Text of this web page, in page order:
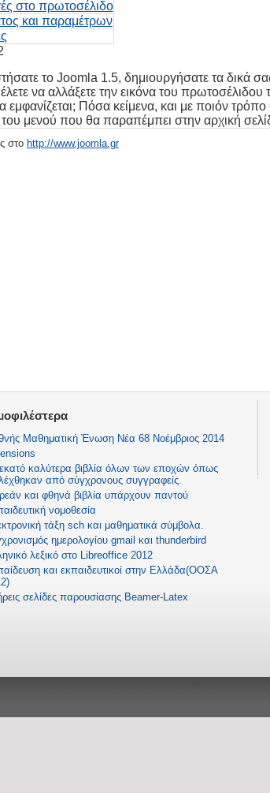
στο πρωτοσέλιδο
και παραμέτρων
το Joomla 1.5, δημιουργήσατε τα δικά
να αλλάξετε την εικόνα του πρωτοσέλιδου
εμφανίζεται; Πόσα κείμενα, και με ποιόν
του μενού που θα παραπέμπει στην αρχική
στο http://www.joomla.gr
Μαθηματική Ένωση Νέα 68 Νοέμβριος 2014
καλύτερα βιβλία όλων των εποχών όπως
από σύγχρονους συγγραφείς.
και φθηνά βιβλία υπάρχουν παντού
νομοθεσία
τάξη sch και μαθηματικά σύμβολα.
ημερολογίου gmail και thunderbird
λεξικό στο Libreoffice 2012
και εκπαιδευτικοί στην Ελλάδα(ΟΟΣΑ
σελίδες παρουσίασης Beamer-Latex